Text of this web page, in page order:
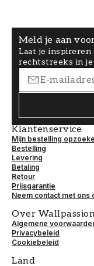
Meld je aan
Laat je inspireren
rechtstreeks in je
Klantenservice
Mijn bestelling
Bestelling
Levering
Betaling
Retour
Prijsgarantie
Neem contact met ons
Over
Algemene
Privacybeleid
Cookiebeleid
Land